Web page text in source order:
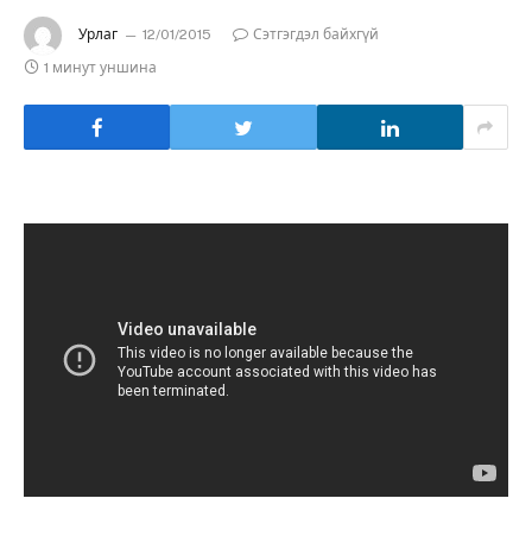
Урлаг 12/01/2015
Сэтгэгдэл байхгүй
1 минут уншина